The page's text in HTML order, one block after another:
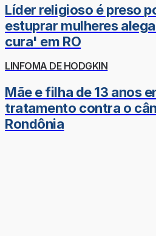
Líder religioso é preso
estuprar mulheres
cura' em RO
LINFOMA DE HODGKIN
Mãe e filha de 13 anos
tratamento contra o
Rondônia